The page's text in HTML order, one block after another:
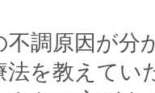
不調原因が分
法を教えて